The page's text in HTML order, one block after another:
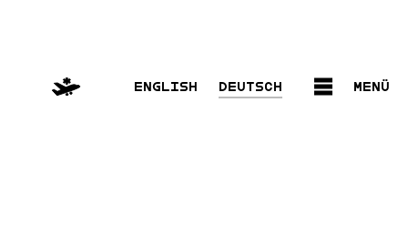
English Deutsch Menü